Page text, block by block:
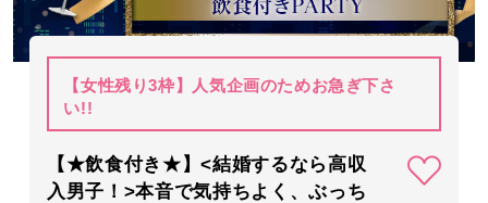
【女性残り3枠】人気企画のためお急ぎ下さ
い!!
【★飲食付き★】<結婚するなら高収
入男子！>本音で気持ちよく、ぶっち